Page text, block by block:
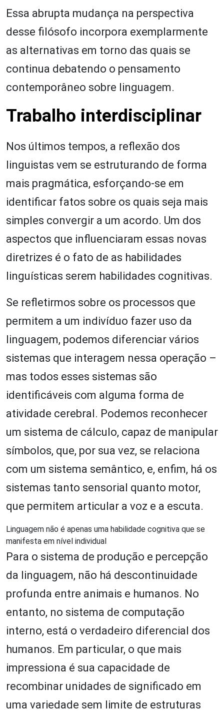
Essa abrupta mudança na perspectiva
desse filósofo incorpora exemplarmente
as alternativas em torno das quais se
continua debatendo o pensamento
contemporâneo sobre linguagem.
Trabalho interdisciplinar
Nos últimos tempos, a reflexão dos
linguistas vem se estruturando de forma
mais pragmática, esforçando-se em
identificar fatos sobre os quais seja mais
simples convergir a um acordo. Um dos
aspectos que influenciaram essas novas
diretrizes é o fato de as habilidades
linguísticas serem habilidades cognitivas.
Se refletirmos sobre os processos que
permitem a um indivíduo fazer uso da
linguagem, podemos diferenciar vários
sistemas que interagem nessa operação –
mas todos esses sistemas são
identificáveis com alguma forma de
atividade cerebral. Podemos reconhecer
um sistema de cálculo, capaz de manipular
símbolos, que, por sua vez, se relaciona
com um sistema semântico, e, enfim, há os
sistemas tanto sensorial quanto motor,
que permitem articular a voz e a escuta.
Linguagem não é apenas uma habilidade cognitiva que se
manifesta em nível individual
Para o sistema de produção e percepção
da linguagem, não há descontinuidade
profunda entre animais e humanos. No
entanto, no sistema de computação
interno, está o verdadeiro diferencial dos
humanos. Em particular, o que mais
impressiona é sua capacidade de
recombinar unidades de significado em
uma variedade sem limite de estruturas